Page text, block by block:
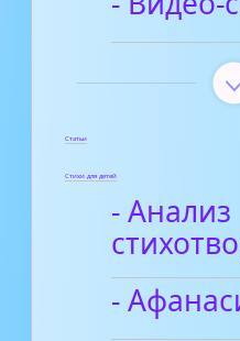
Статьи
Стихи для детей
- Анализ
-